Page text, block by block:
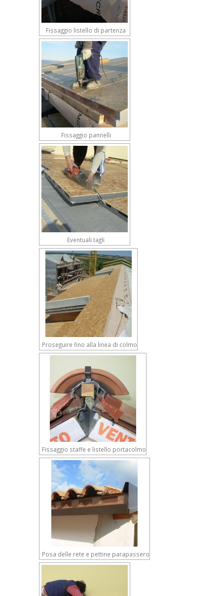
Fissaggio listello di partenza
Fissaggio pannelli
Eventuali tagli
Proseguire fino alla linea di colmo
Fissaggio staffe e listello portacolmo
Posa delle rete e pettine parapassero